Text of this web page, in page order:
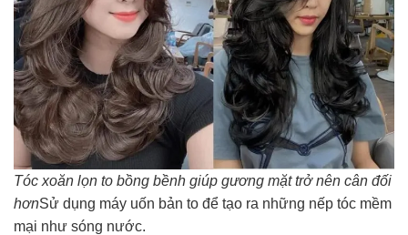
Tóc xoăn lọn to bồng bềnh giúp gương mặt trở nên cân đối
hơnSử dụng máy uốn bản to để tạo ra những nếp tóc mềm
mại như sóng nước.